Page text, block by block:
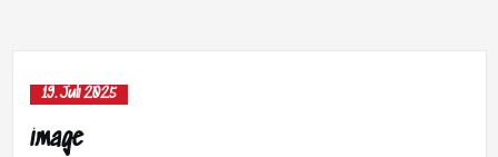
19. Juli 2025
image